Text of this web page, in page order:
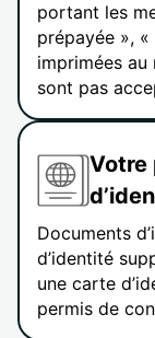
portant les
prépayée »,
imprimées
sont pas
Votre
Documents
d’identité
une carte
permis de